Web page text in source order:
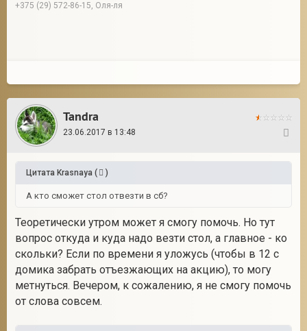
+375 (29) 572-86-15, Оля-ля
Tandra
23.06.2017 в 13:48
Цитата Krasnaya ( )
А кто сможет стол отвезти в сб?
Теоретически утром может я смогу помочь. Но тут
вопрос откуда и куда надо везти стол, а главное - ко
скольки? Если по времени я уложусь (чтобы в 12 с
домика забрать отъезжающих на акцию), то могу
метнуться. Вечером, к сожалению, я не смогу помочь
от слова совсем.